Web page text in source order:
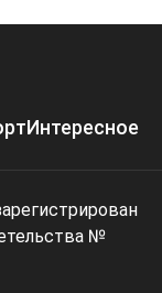
Интересное
№